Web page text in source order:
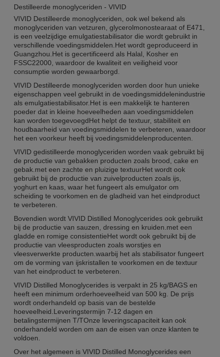
Destilleerde monoglyceriden - VIVID
VIVID Destilleerde monoglyceriden, ook wel bekend als
monoglyceriden van vetzuren, glycerolmonostearaat of E471,
is een veelzijdige emulgatiestabilisator die wordt gebruikt in
verschillende voedingsmiddelen.Het wordt geproduceerd in
Guangzhou.Het is gecertificeerd als Halal, Kosher en
FSSC22000, waardoor de kwaliteit en veiligheid voor
consumptie worden gewaarborgd.
VIVID Destilleerde monoglyceriden worden door hun unieke
eigenschappen veel gebruikt in de voedingsmiddelenindustrie
als emulgatiestabilisator.Het is een makkelijk te hanteren
poeder dat in kleine hoeveelheden aan voedingsmiddelen
kan worden toegevoegdHet helpt de textuur, stabiliteit en
houdbaarheid van voedingsmiddelen te verbeteren, waardoor
het een voorkeur heeft bij voedingsmiddelenproducenten.
VIVID gedistilleerde monoglyceriden worden vaak gebruikt bij
de productie van gebakken producten zoals brood, cake en
gebak.met een zachte en pluizige textuurHet wordt ook
gebruikt bij de productie van zuivelproducten zoals ijs,
yoghurt en kaas, waar het fungeert als emulgator om
scheiding te voorkomen en de gladheid van het eindproduct
te verbeteren.
Bovendien wordt VIVID Distilled Monoglycerides ook gebruikt
bij de productie van sauzen, dressing en kruiden.met een
gladde en romige consistentieHet wordt ook gebruikt bij de
productie van vleesproducten zoals worstjes en
vleesverwerkte producten.waarbij het als stabilisator fungeert
om de vorming van ijskristallen te voorkomen en de textuur
van het eindproduct te verbeteren.
VIVID Distilled Monoglycerides is verpakt in 25 kg/BAGS en
heeft een minimum orderhoeveelheid van 500 kg. De prijs
wordt onderhandeld op basis van de bestelde
hoeveelheid.Leveringstermijn 7-12 dagen en
betalingstermijnen T/TOnze leveringscapaciteit kan ook
onderhandeld worden om aan de eisen van onze klanten te
voldoen.
Over het algemeen is VIVID Distilled Monoglycerides een